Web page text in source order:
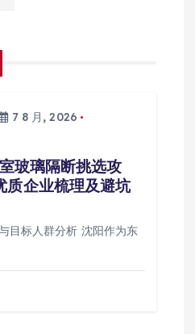
7 8 月, 2026
玻璃隔断挑选攻
质企业梳理及避坑
目标人群分析 沈阳作为东